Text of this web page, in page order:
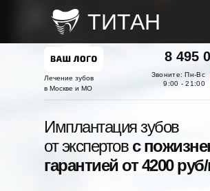
ТИТАН
Имплантация зубов
от экспертов с
гарантией от 4200
Лечение зубов
в Москве и МО
Звоните: Пн-Вс
9:00 - 21:00
8 495